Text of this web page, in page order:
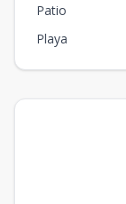
Patio
Playa